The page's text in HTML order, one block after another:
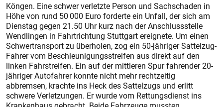
Köngen. Eine schwer verletzte Person und Sachschaden in
Höhe von rund 50 000 Euro forderte ein Unfall, der sich am
Dienstag gegen 21.50 Uhr kurz nach der Anschlussstelle
Wendlingen in Fahrtrichtung Stuttgart ereignete. Um einen
Schwertransport zu überholen, zog ein 50-jähriger Sattelzug-
Fahrer vom Beschleunigungsstreifen aus direkt auf den
linken Fahrstreifen. Ein auf der mittleren Spur fahrender 20-
jähriger Autofahrer konnte nicht mehr rechtzeitig
abbremsen, krachte ins Heck des Sattelzugs und erlitt
schwere Verletzungen. Er wurde vom Rettungsdienst ins